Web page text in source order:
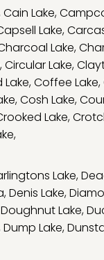
Cain Lake,
Lake,
Lake,
,Circular Lake,
Lake,Coffee Lake,
,Cosh Lake,
Lake,
,
Lake,
,Denis Lake,
Doughnut Lake,
Dump Lake,